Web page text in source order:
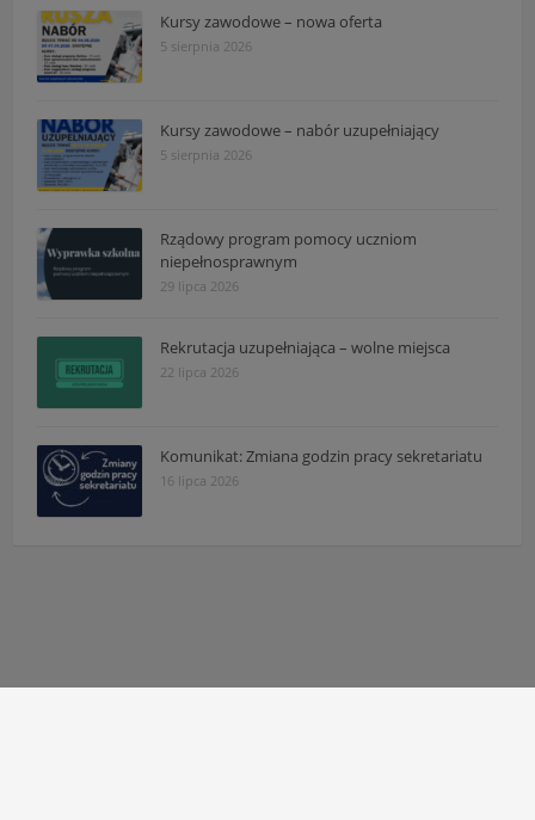
Kursy zawodowe – nowa oferta
5 sierpnia 2026
Kursy zawodowe – nabór uzupełniający
5 sierpnia 2026
Rządowy program pomocy uczniom
niepełnosprawnym
29 lipca 2026
Rekrutacja uzupełniająca – wolne miejsca
22 lipca 2026
Komunikat: Zmiana godzin pracy sekretariatu
16 lipca 2026